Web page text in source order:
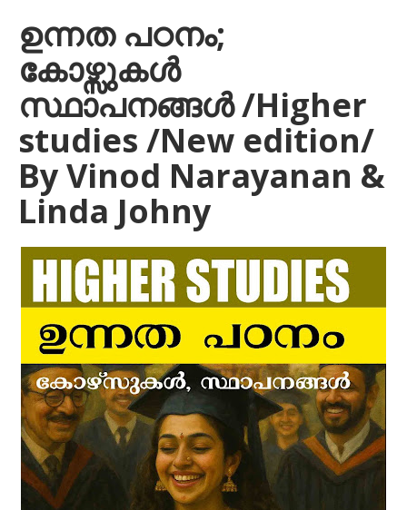
n
g
t
o
n
ഉന്നത പഠനം;
കോഴ്സുകള്‍
സ്ഥാപനങ്ങള്‍ /Higher
studies /New edition/
By Vinod Narayanan &
Linda Johny